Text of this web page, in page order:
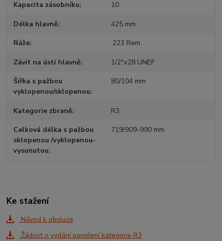
Kapacita zásobníku 10
Délka hlavně 425 mm
Ráže .223 Rem.
Závit na ústí hlavně 1/2"x28 UNEF
Šířka s pažbou
vyklopenou/sklopenou
80/104 mm
Kategorie zbraně R3
Celková délka s pažbou
sklopenou /vyklopenou-
vysunutou
719/909-990 mm
Ke stažení
Návod k obsluze
Žádost o vydání povolení kategorie R3